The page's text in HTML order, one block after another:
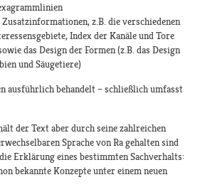
z.B. die verschiedenen
Index der Kanäle und Tore
das Design der Formen (z.B. das Design
und Säugetiere)
ausführlich behandelt – schließlich umfasst
der Text aber durch seine zahlreichen
Sprache von Ra gehalten sind
Erklärung eines bestimmten Sachverhalts:
bekannte Konzepte unter einem neuen